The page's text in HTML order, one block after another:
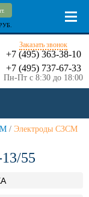
Заказать звонок
+7 (495) 363-38-10
+7 (495) 737-67-33
Пн-Пт с 8:30 до 18:00
/ Электроды СЗСМ
55